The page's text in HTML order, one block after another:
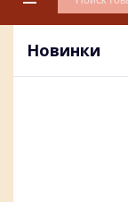
Новинки